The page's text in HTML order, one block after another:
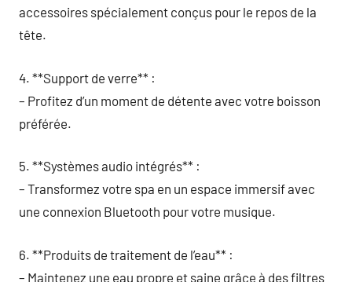
accessoires spécialement conçus pour le repos de la
tête.
4. **Support de verre** :
– Profitez d’un moment de détente avec votre boisson
préférée.
5. **Systèmes audio intégrés** :
– Transformez votre spa en un espace immersif avec
une connexion Bluetooth pour votre musique.
6. **Produits de traitement de l’eau** :
– Maintenez une eau propre et saine grâce à des filtres